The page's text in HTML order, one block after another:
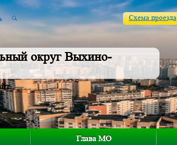
округ Выхино-
Схема проезда
Глава МО